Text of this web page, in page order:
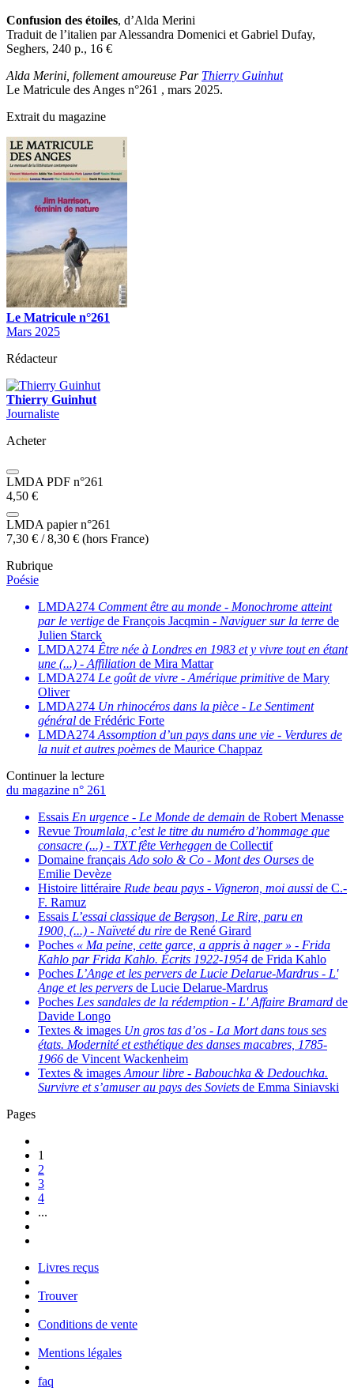
Confusion des étoiles, d’Alda Merini
Traduit de l’italien par Alessandra Domenici et Gabriel Dufay,
Seghers, 240 p., 16 €
Alda Merini, follement amoureuse Par Thierry Guinhut
Le Matricule des Anges n°261 , mars 2025.
Extrait du magazine
Le Matricule n°261
Mars 2025
Rédacteur
Thierry Guinhut
Journaliste
Acheter
LMDA PDF n°261
4,50 €
LMDA papier n°261
7,30 € /8,30 € (hors France)
Rubrique
Poésie
LMDA274 Comment être au monde - Monochrome atteint
par le vertige de François Jacqmin - Naviguer sur la terre de
Julien Starck
LMDA274 Être née à Londres en 1983 et y vivre tout en étant
une (...) -Affiliation de Mira Mattar
LMDA274 Le goût de vivre -Amérique primitive de Mary
Oliver
LMDA274 Un rhinocéros dans la pièce - Le Sentiment
général de Frédéric Forte
LMDA274 Assomption d’un pays dans une vie - Verdures de
la nuit et autres poèmes de Maurice Chappaz
Continuer la lecture
du magazine n° 261
Essais En urgence - Le Monde de demain de Robert Menasse
Revue Troumlala, c’est le titre du numéro d’hommage que
consacre (...) - TXT fête Verheggen de Collectif
Domaine françaisAdo solo & Co - Mont des Ourses de
Emilie Devèze
Histoire littéraire Rude beau pays - Vigneron, moi aussi de C.-
F. Ramuz
Essais L’essai classique de Bergson, Le Rire, paru en
1900, (...) - Naïveté du rire de René Girard
Poches « Ma peine, cette garce, a appris à nager » - Frida
Kahlo par Frida Kahlo. Écrits 1922-1954 de Frida Kahlo
Poches L’Ange et les pervers de Lucie Delarue-Mardrus - L'
Ange et les pervers de Lucie Delarue-Mardrus
Poches Les sandales de la rédemption - L' Affaire Bramard de
Davide Longo
Textes & images Un gros tas d’os - La Mort dans tous ses
états. Modernité et esthétique des danses macabres, 1785-
1966 de Vincent Wackenheim
Textes & imagesAmour libre - Babouchka & Dedouchka.
Survivre et s’amuser au pays des Soviets de Emma Siniavski
Pages
1
2
3
4
...
Livres reçus
Trouver
Conditions de vente
Mentions légales
faq